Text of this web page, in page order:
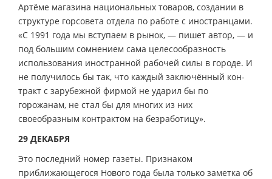
Артёме магазина национальных товаров, создании в
структуре горсовета отдела по работе с иностранцами.
«С 1991 года мы вступаем в рынок, — пишет автор, — и
под большим сомнением сама целесообразность
использования иностранной рабочей силы в городе. И
не получилось бы так, что каждый заключённый кон-
тракт с зарубежной фирмой не ударил бы по
горожанам, не стал бы для многих из них
своеобразным контрактом на безработицу».
29 ДЕКАБРЯ
Это последний номер газеты. Признаком
приближающегося Нового года была только заметка об